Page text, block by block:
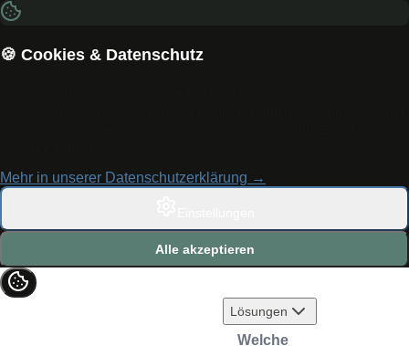
🍪 Cookies & Datenschutz
Mehr in unserer Datenschutzerklärung →
Alle akzeptieren
Lösungen
Welche